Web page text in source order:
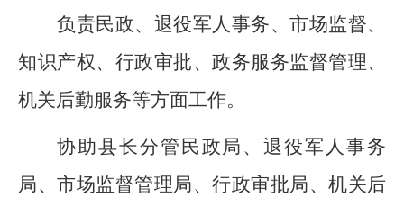
负责民政、退役军人事务、市场监督、
知识产权、行政审批、政务服务监督管理、
机关后勤服务等方面工作。
协助县长分管民政局、退役军人事务
局、市场监督管理局、行政审批局、机关后